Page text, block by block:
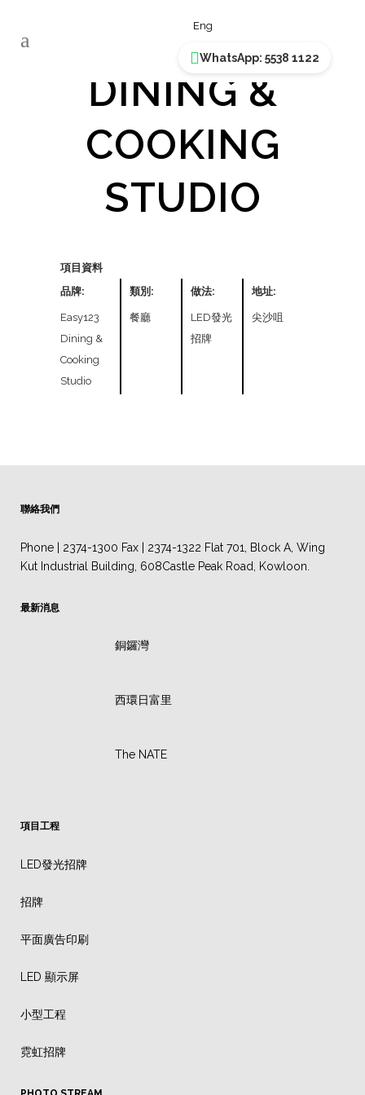
Eng
WhatsApp: 5538 1122
EASY123
DINING &
COOKING
STUDIO
項目資料
品牌:
類別: 做法: 地址:
Easy123
Dining &
Cooking
Studio
餐廳
LED發光
招牌
尖沙咀
聯絡我們
Phone | 2374-1300 Fax | 2374-1322 Flat 701, Block A, Wing
Kut Industrial Building, 608Castle Peak Road, Kowloon.
最新消息
銅鑼灣
西環日富里
The NATE
項目工程
LED發光招牌
招牌
平面廣告印刷
LED 顯示屏
小型工程
霓虹招牌